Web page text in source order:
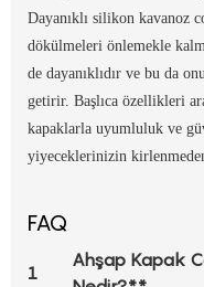
Dayanıklı silikon kavanoz
dökülmeleri önlemekle
de dayanıklıdır ve bu da
getirir. Başlıca özellikleri
kapaklarla uyumluluk ve
yiyeceklerinizin
FAQ
1
Ahşap Kapak